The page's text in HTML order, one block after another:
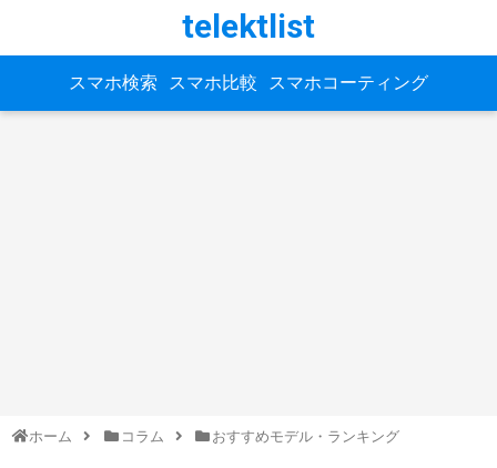
telektlist
スマホ検索 スマホ比較 スマホコーティング
ホーム コラム おすすめモデル・ランキング